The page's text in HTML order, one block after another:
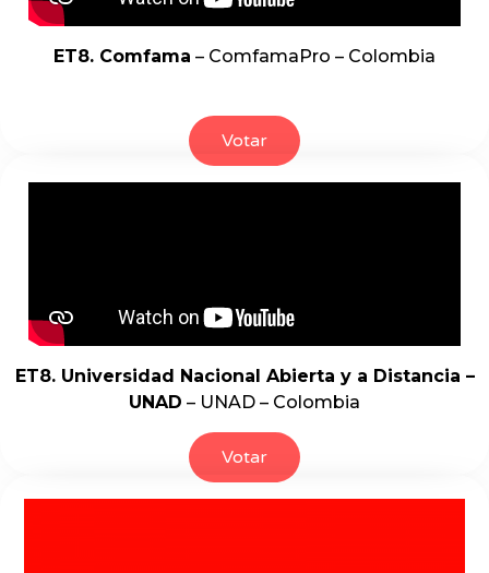
ET8. Comfama – ComfamaPro – Colombia
Votar
ET8. Universidad Nacional Abierta y a Distancia –
UNAD – UNAD – Colombia
Votar